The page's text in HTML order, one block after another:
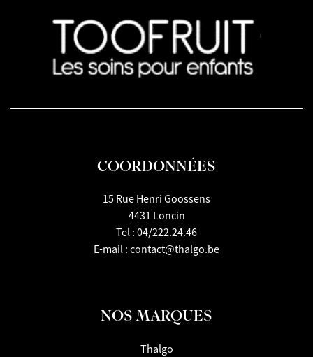
COORDONNÉES
15 Rue Henri Goossens
4431 Loncin
Tel : 04/222.24.46
E-mail : contact@thalgo.be
NOS MARQUES
Thalgo